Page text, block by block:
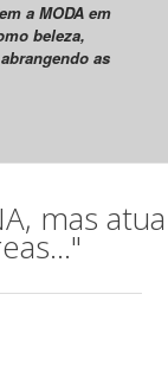
a MODA em
beleza,
as
mas atua